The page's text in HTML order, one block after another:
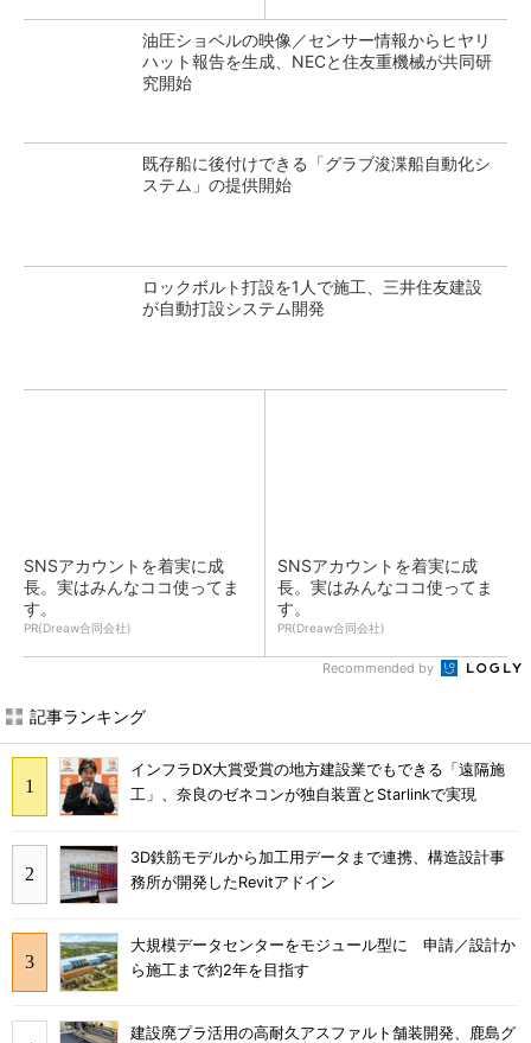
油圧ショベルの映像／センサー情報からヒヤリ
ハット報告を生成、NECと住友重機械が共同研
究開始
既存船に後付けできる「グラブ浚渫船自動化シ
ステム」の提供開始
ロックボルト打設を1人で施工、三井住友建設
が自動打設システム開発
SNSアカウントを着実に成
長。実はみんなココ使ってま
す。
PR(Dreaw合同会社)
SNSアカウントを着実に成
長。実はみんなココ使ってま
す。
PR(Dreaw合同会社)
Recommended by
記事ランキング
インフラDX大賞受賞の地方建設業でもできる「遠隔施
工」、奈良のゼネコンが独自装置とStarlinkで実現
3D鉄筋モデルから加工用データまで連携、構造設計事
務所が開発したRevitアドイン
大規模データセンターをモジュール型に 申請／設計か
ら施工まで約2年を目指す
建設廃プラ活用の高耐久アスファルト舗装開発、鹿島グ